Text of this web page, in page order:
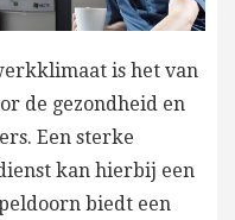
is het van
de gezondheid en
Een sterke
kan hierbij een
biedt een